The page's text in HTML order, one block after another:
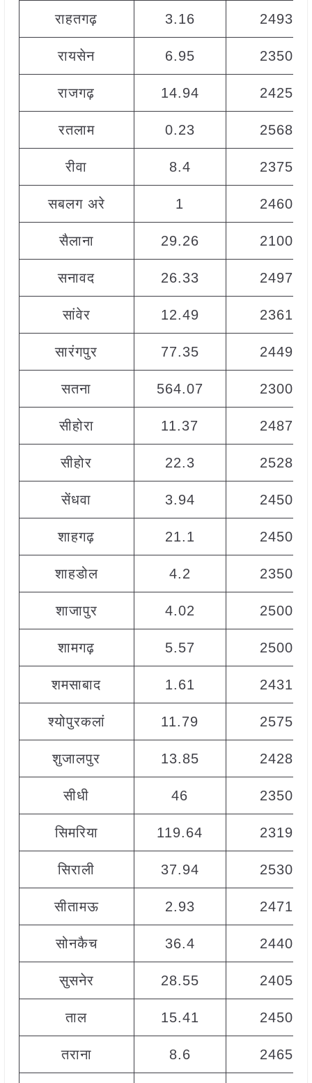
राहतगढ़ 3.16 2493
रायसेन 6.95 2350
राजगढ़ 14.94 2425
रतलाम 0.23 2568
रीवा 8.4 2375
सबलग अरे 1 2460
सैलाना 29.26 2100
सनावद 26.33 2497
सांवेर 12.49 2361
सारंगपुर 77.35 2449
सतना 564.07 2300
सीहोरा 11.37 2487
सीहोर 22.3 2528
सेंधवा 3.94 2450
शाहगढ़ 21.1 2450
शाहडोल 4.2 2350
शाजापुर 4.02 2500
शामगढ़ 5.57 2500
शमसाबाद 1.61 2431
श्योपुरकलां 11.79 2575
शुजालपुर 13.85 2428
सीधी 46 2350
सिमरिया 119.64 2319
सिराली 37.94 2530
सीतामऊ 2.93 2471
सोनकैच 36.4 2440
सुसनेर 28.55 2405
ताल 15.41 2450
तराना 8.6 2465